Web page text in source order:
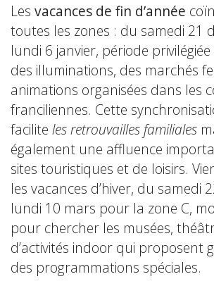
Les vacances de fin d’année
toutes les zones : du samedi 21
lundi 6 janvier, période
des illuminations, des marchés
animations organisées dans les
franciliennes. Cette
facilite les retrouvailles familiales
également une affluence
sites touristiques et de loisirs.
les vacances d’hiver, du samedi
lundi 10 mars pour la zone C,
pour chercher les musées,
d’activités indoor qui proposent
des programmations spéciales.